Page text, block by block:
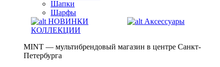
Шапки
Шарфы
НОВИНКИ
КОЛЛЕКЦИИ
Аксессуары
MINT — мультибрендовый магазин в центре Санкт-
Петербурга